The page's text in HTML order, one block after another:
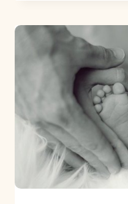
–
MEILLEURS
VOEUX
AMICAUX